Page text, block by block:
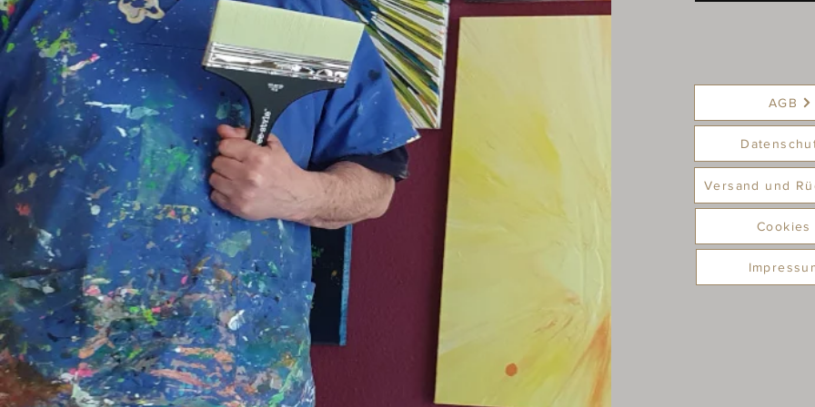
AGB
Versand und
Cookies